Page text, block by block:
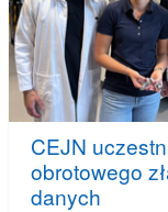
CEJN
obrotowego
danych